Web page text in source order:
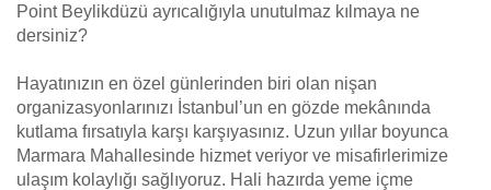
Point Beylikdüzü ayrıcalığıyla unutulmaz kılmaya ne
dersiniz?
Hayatınızın en özel günlerinden biri olan nişan
organizasyonlarınızı İstanbul’un en gözde mekânında
kutlama fırsatıyla karşı karşıyasınız. Uzun yıllar boyunca
Marmara Mahallesinde hizmet veriyor ve misafirlerimize
ulaşım kolaylığı sağlıyoruz. Hali hazırda yeme içme